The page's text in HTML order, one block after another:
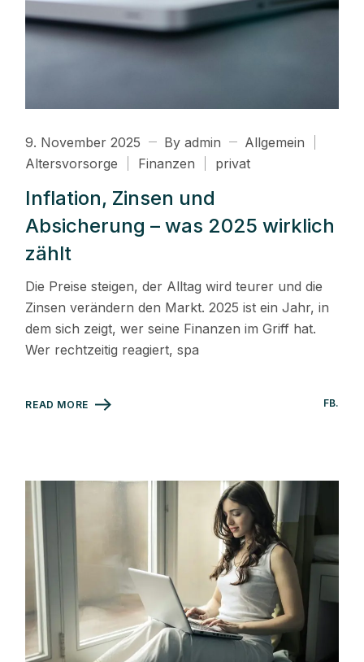
9. November 2025 By admin
Allgemein
Altersvorsorge
Finanzen privat
Inflation, Zinsen und
Absicherung – was 2025 wirklich
zählt
Die Preise steigen, der Alltag wird teurer und die
Zinsen verändern den Markt. 2025 ist ein Jahr, in
dem sich zeigt, wer seine Finanzen im Griff hat.
Wer rechtzeitig reagiert, spa
READ MORE FB